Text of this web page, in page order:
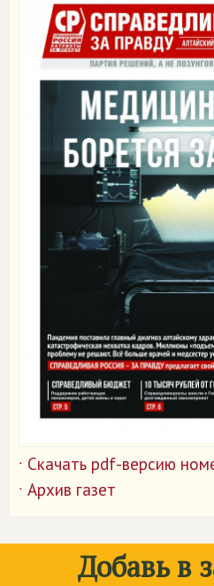
˙ Скачать pdf-версию
˙ Архив газет
Добавь в